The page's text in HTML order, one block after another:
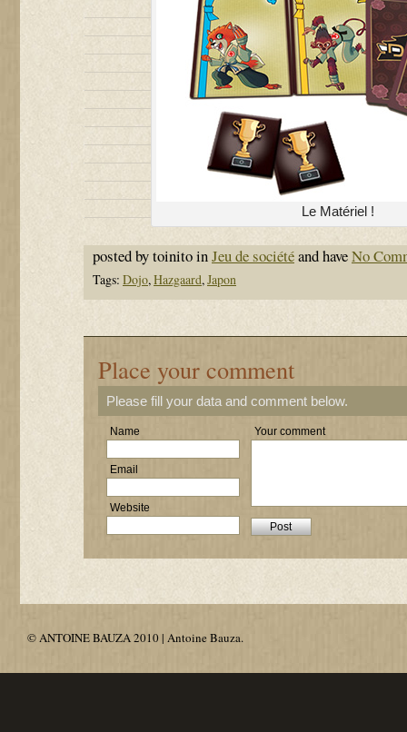
Le Matériel !
posted by toinito inJeu de sociétéand haveNo
Tags: Dojo,Hazgaard,Japon
Place your comment
Please fill your data and comment below.
Name
Email
Website
Your comment
© ANTOINE BAUZA 2010 | Antoine Bauza.